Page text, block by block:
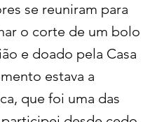
se reuniram para
o corte de um bolo
e doado pela Casa
estava a
que foi uma das